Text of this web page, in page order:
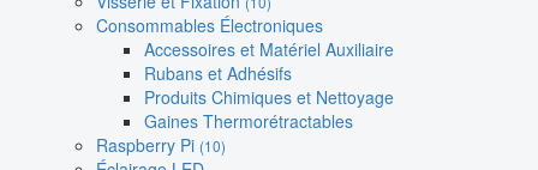
Consommables Électroniques
Accessoires et Matériel Auxiliaire
Rubans et Adhésifs
Produits Chimiques et Nettoyage
Gaines Thermorétractables
Raspberry Pi (10)